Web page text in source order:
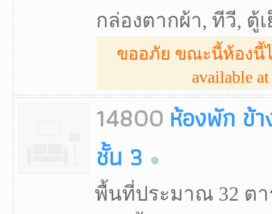
กล่องตากผ้า, ทีวี, ตู้
ขออภัย ขณะนี้ห้องนี้ไ
available
14800 ห้องพัก ข้
ชั้น 3
พื้นที่ประมาณ 32 ตา